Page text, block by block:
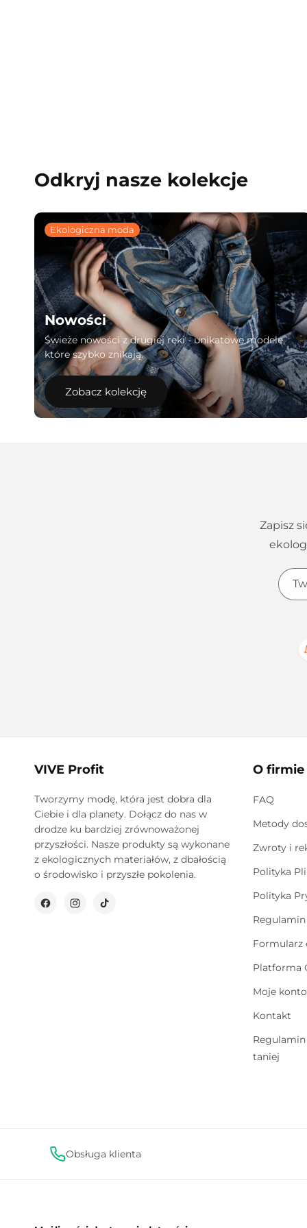
Odkryj nasze kolekcje
Ekologiczna moda
Nowości
Świeże nowości z drugiej ręki - unikatowe modele,
które szybko znikają.
Zobacz kolekcję
Zapisz
VIVE Profit
Tworzymy modę, która jest dobra dla
Ciebie i dla planety. Dołącz do nas w
drodze ku bardziej zrównoważonej
przyszłości. Nasze produkty są wykonane
z ekologicznych materiałów, z dbałością
o środowisko i przyszłe pokolenia.
FacebookInstagram
TikTok
O firmie
FAQ
Metody
Zwroty i
Polityka
Polityka
Formularz
Platforma
Moje konto
Kontakt
taniej
Obsługa klienta